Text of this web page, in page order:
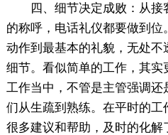
四、细节决定成败：从接
的称呼，电话礼仪都要做到
动作到最基本的礼貌，无处
细节。看似简单的工作，其
工作当中，不管是主管强调
们从生疏到熟练。在平时的
很多建议和帮助，及时的化